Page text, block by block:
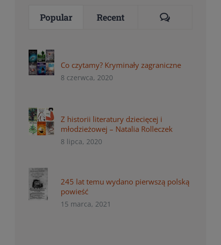
Popular Recent Comments
Co czytamy? Kryminały zagraniczne
8 czerwca, 2020
Z historii literatury dziecięcej i
młodzieżowej – Natalia Rolleczek
8 lipca, 2020
245 lat temu wydano pierwszą polską
powieść
15 marca, 2021